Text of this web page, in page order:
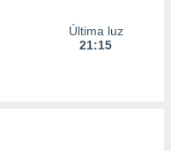
Última luz
21:15